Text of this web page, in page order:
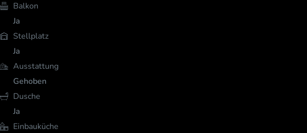
Balkon
Ja
Stellplatz
Ja
Ausstattung
Gehoben
Dusche
Ja
Einbauküche